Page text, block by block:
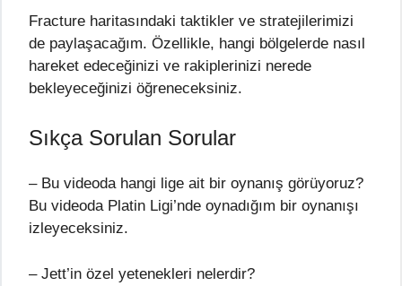
Fracture haritasındaki taktikler ve stratejilerimizi
de paylaşacağım. Özellikle, hangi bölgelerde nasıl
hareket edeceğinizi ve rakiplerinizi nerede
bekleyeceğinizi öğreneceksiniz.
Sıkça Sorulan Sorular
– Bu videoda hangi lige ait bir oynanış görüyoruz?
Bu videoda Platin Ligi’nde oynadığım bir oynanışı
izleyeceksiniz.
– Jett’in özel yetenekleri nelerdir?